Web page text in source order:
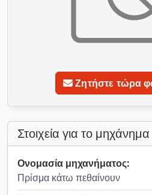
Ζητήστε τώρα
Στοιχεία για το μηχάνημα
Ονομασία μηχανήματος:
Πρίσμα κάτω πεθαίνουν